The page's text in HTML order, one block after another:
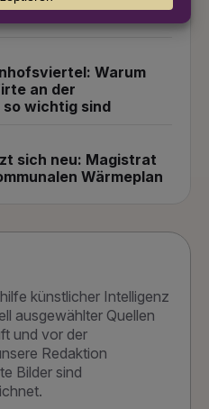
Warum
an der
wichtig sind
sich neu: Magistrat
Wärmeplan
künstlicher Intelligenz
ausgewählter Quellen
und vor der
Redaktion
Bilder sind